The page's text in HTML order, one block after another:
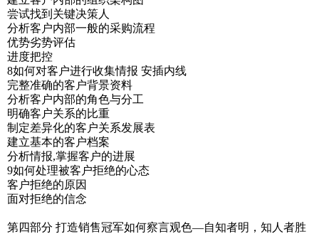
尝试找到关键决策人
分析客户内部一般的采购流程
优势劣势评估
进度把控
8如何对客户进行收集情报 安插内线
完整准确的客户背景资料
分析客户内部的角色与分工
明确客户关系的比重
制定差异化的客户关系发展表
建立基本的客户档案
分析情报,掌握客户的进展
9如何处理被客户拒绝的心态
客户拒绝的原因
面对拒绝的信念
第四部分 打造销售冠军如何察言观色—自知者明，知人者胜